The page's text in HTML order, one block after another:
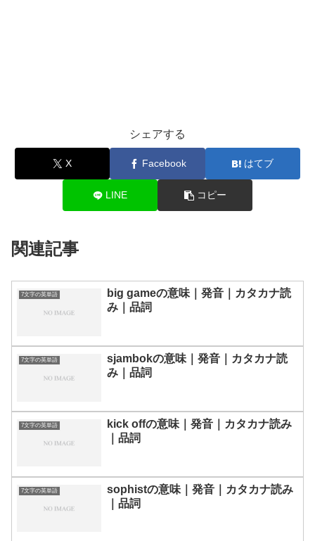
シェアする
X Facebook はてブ
LINE コピー
関連記事
7文字の英単語
big gameの意味｜発音｜カタカナ読
み｜品詞
7文字の英単語
sjambokの意味｜発音｜カタカナ読
み｜品詞
7文字の英単語
kick offの意味｜発音｜カタカナ読み
｜品詞
7文字の英単語
sophistの意味｜発音｜カタカナ読み
｜品詞